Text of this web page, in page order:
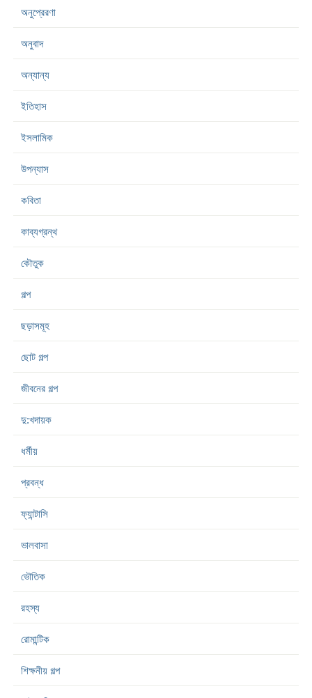
অনুপ্রেরণা
অনুবাদ
অন্যান্য
ইতিহাস
ইসলামিক
উপন্যাস
কবিতা
কাব্যগ্রন্থ
কৌতুক
গল্প
ছড়াসমূহ
ছোট গল্প
জীবনের গল্প
দু:খদায়ক
ধর্মীয়
প্রবন্ধ
ফ্যান্টাসি
ভালবাসা
ভৌতিক
রহস্য
রোমান্টিক
শিক্ষনীয় গল্প